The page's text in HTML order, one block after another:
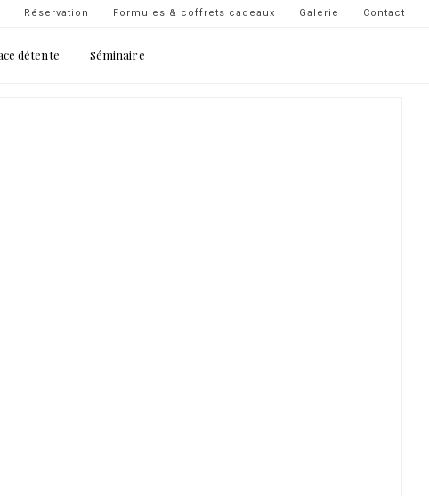
Navigation
-
Formules & coffrets cadeaux Galerie Contact
Réservation
détente Séminaire